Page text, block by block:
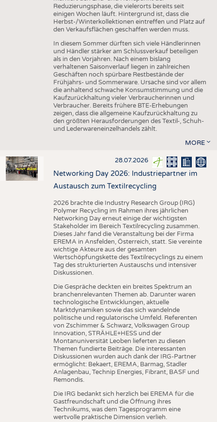
Reduzierungsphase, die vielerorts bereits seit
einigen Wochen läuft. Hintergrund ist, dass die
Herbst-/Winterkollektionen eintreffen und Platz auf
den Verkaufsflächen geschaffen werden muss.
In diesem Sommer dürften sich viele Händlerinnen
und Händler stärker am Schlussverkauf beteiligen
als in den Vorjahren. Nach einem bislang
verhaltenen Saisonverlauf liegen in zahlreichen
Geschäften noch spürbare Restbestände der
Frühjahrs- und Sommerware. Ursache sind vor allem
die anhaltend schwache Konsumstimmung und die
Kaufzurückhaltung vieler Verbraucherinnen und
Verbraucher. Bereits frühere BTE-Erhebungen
zeigen, dass die allgemeine Kaufzurückhaltung zu
den größten Herausforderungen des Textil-, Schuh-
und Lederwareneinzelhandels zählt.
MORE
28.07.2026
Networking Day 2026: Industriepartner im
Austausch zum Textilrecycling
2026 brachte die Industry Research Group (IRG)
Polymer Recycling im Rahmen ihres jährlichen
Networking Day erneut einige der wichtigsten
Stakeholder im Bereich Textilrecycling zusammen.
Dieses Jahr fand die Veranstaltung bei der Firma
EREMA in Ansfelden, Österreich, statt. Sie vereinte
wichtige Akteure aus der gesamten
Wertschöpfungskette des Textilrecyclings zu einem
Tag des strukturierten Austauschs und intensiver
Diskussionen.
Die Gespräche deckten ein breites Spektrum an
branchenrelevanten Themen ab. Darunter waren
technologische Entwicklungen, aktuelle
Marktdynamiken sowie das sich wandelnde
politische und regulatorische Umfeld. Referenten
von Zschimmer & Schwarz, Volkswagen Group
Innovation, STRÄHLE+HESS und der
Montanuniversität Leoben lieferten zu diesen
Themen fundierte Beiträge. Die interessanten
Diskussionen wurden auch dank der IRG-Partner
ermöglicht: Bekaert, EREMA, Barmag, Stadler
Anlagenbau, Technip Energies, Fibrant, BASF und
Remondis.
Die IRG bedankt sich herzlich bei EREMA für die
Gastfreundschaft und die Öffnung ihres
Technikums, was dem Tagesprogramm eine
wertvolle praktische Dimension verlieh.